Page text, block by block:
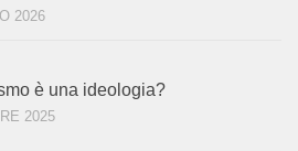
2026
è una ideologia?
2025